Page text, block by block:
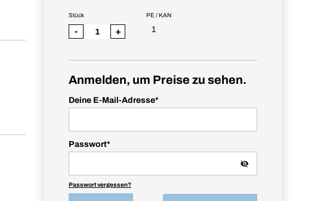
PE / KAN
1
Stück
- +
Anmelden, um Preise zu sehen.
Deine E-Mail-Adresse*
Passwort*
Passwort vergessen?